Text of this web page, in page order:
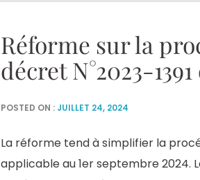
Réforme sur la
décret N°2023-
POSTED ON : JUILLET 24, 2024
La réforme tend à simplifier la
applicable au 1er septembre 2024.